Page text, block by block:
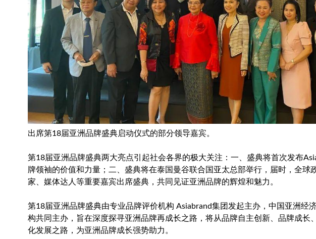
出席第18届亚洲品牌盛典启动仪式的部分领导嘉宾。
第18届亚洲品牌盛典两大亮点引起社会各界的极大关注：一、盛典将首次发布
牌领袖的价值和力量；二、盛典将在泰国曼谷联合国亚太总部举行，届时，全球
家、媒体达人等重要嘉宾出席盛典，共同见证亚洲品牌的辉煌和魅力。
第18届亚洲品牌盛典由专业品牌评价机构 Asiabrand集团发起主办，中国亚洲经
构共同主办，旨在深度探寻亚洲品牌再成长之路，将从品牌自主创新、品牌成长
化发展之路，为亚洲品牌成长强势助力。